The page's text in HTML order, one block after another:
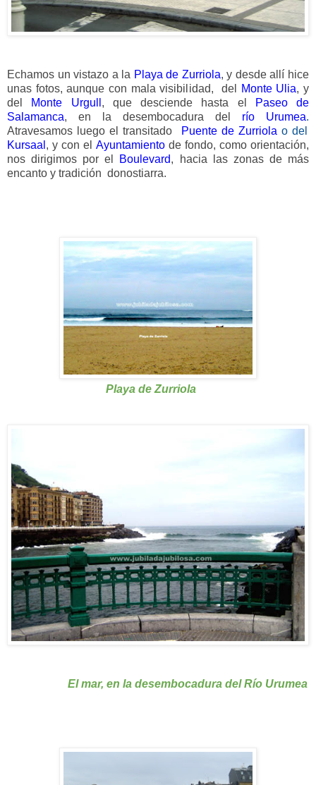
Echamos un vistazo a la Playa de Zurriola, y desde allí hice
unas fotos, aunque con mala visibilidad, del
Monte Ulia, y
del
Monte Urgull , que desciende hasta el
Paseo de
Salamanca, en la desembocadura del río Urumea.
Atravesamos luego el transitado
Puente de Zurriola o del
Kursaal , y con el Ayuntamientode fondo, como orientación,
nos dirigimos por el Boulevard, hacia las zonas de más
encanto y tradición donostiarra.
Playa de Zurriola
El mar, en la desembocadura del Río Urumea